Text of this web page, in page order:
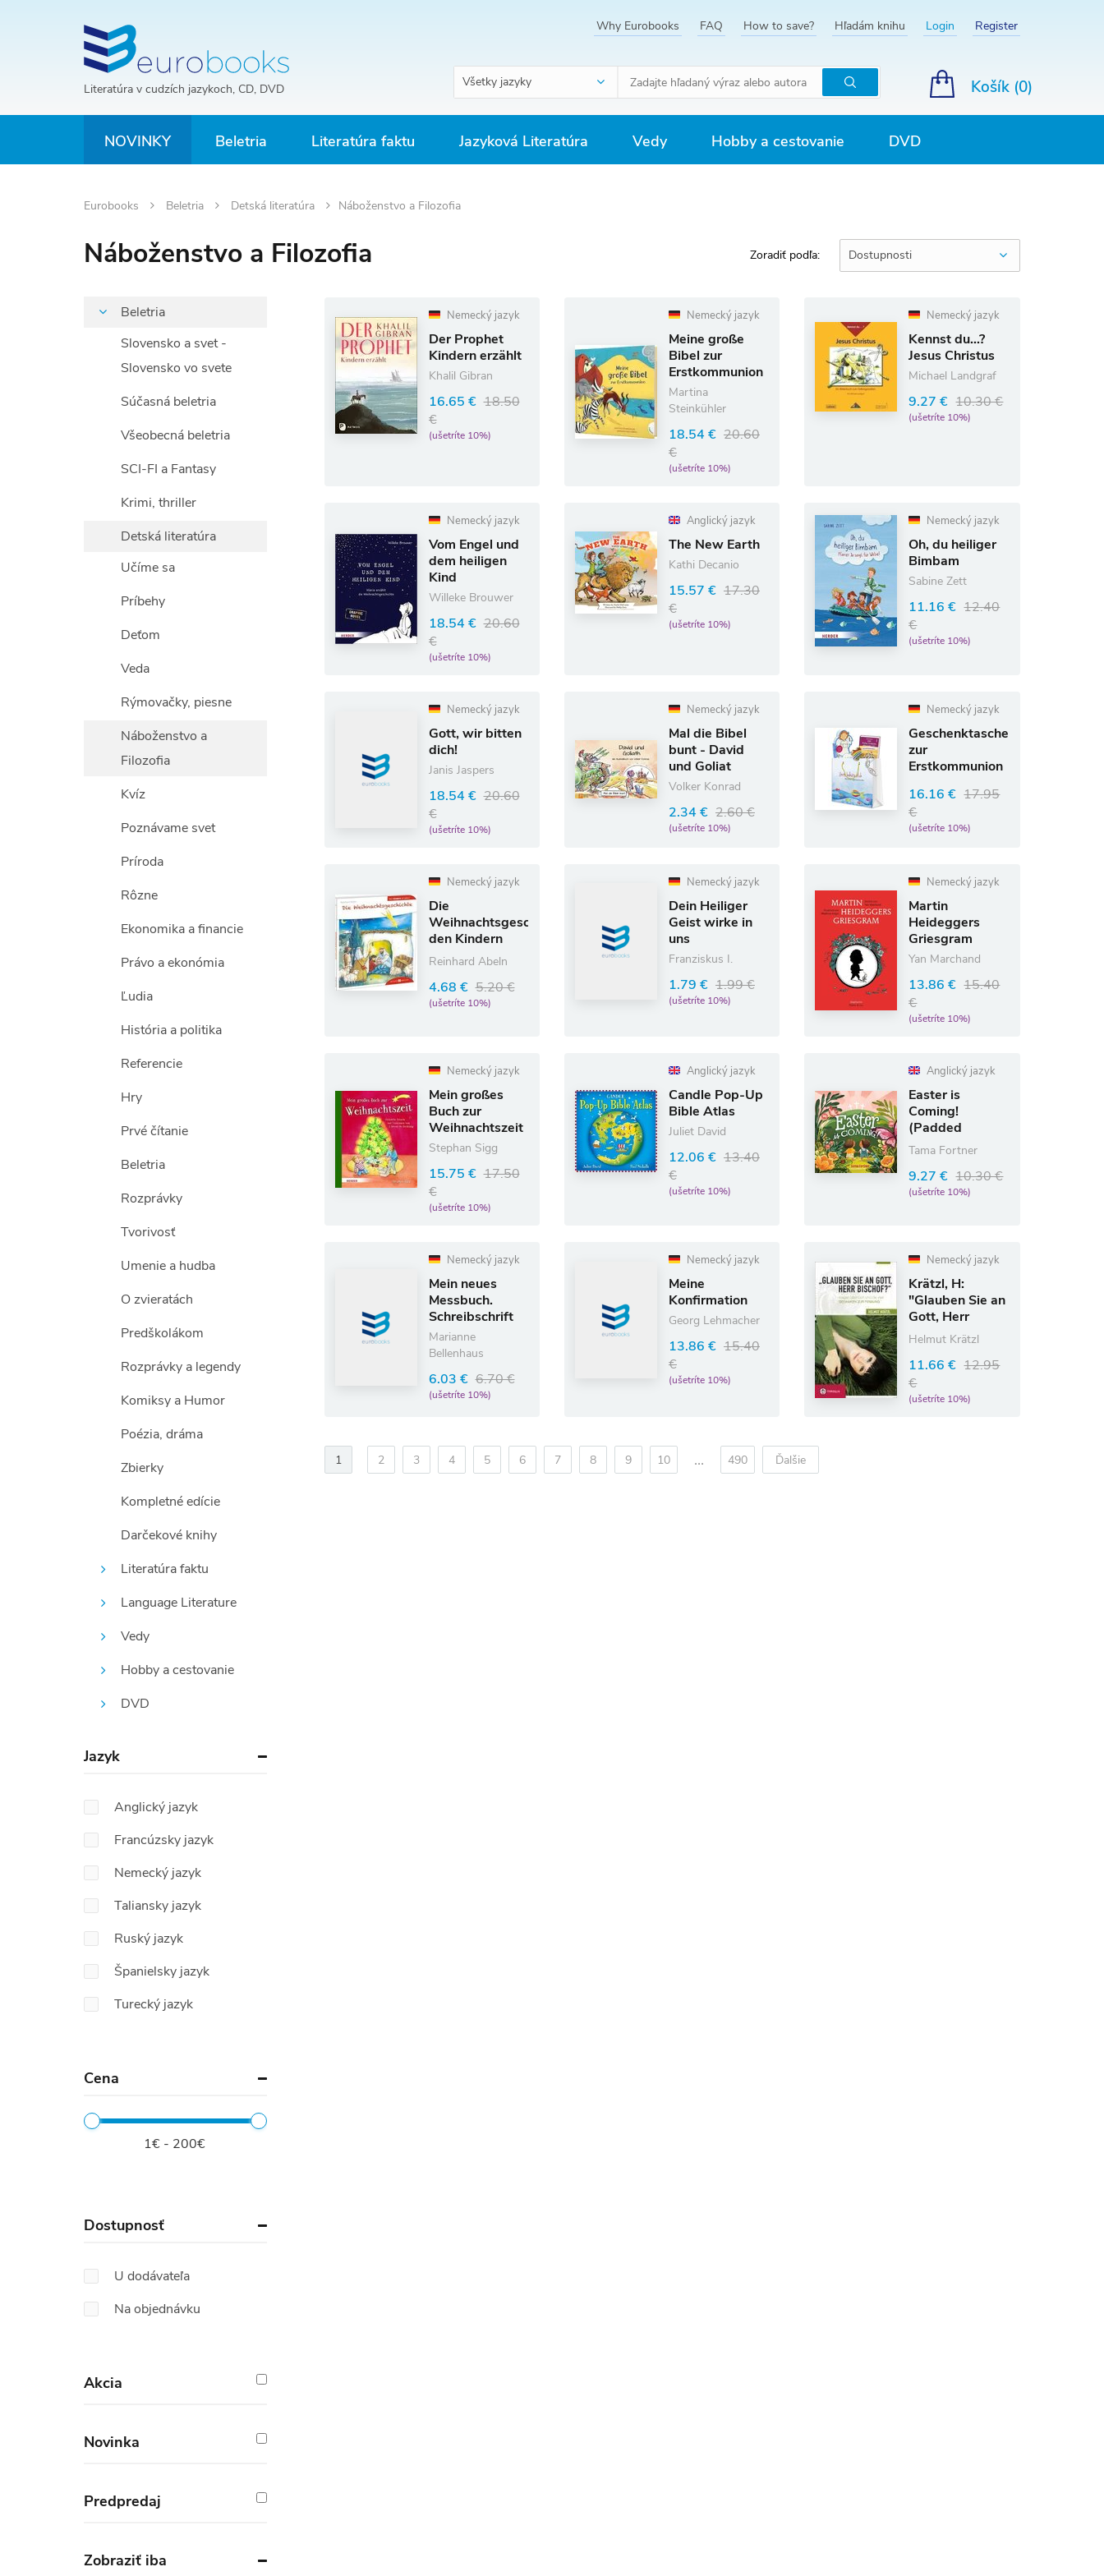
Literatúra v cudzích jazykoch, CD, DVD
Why Eurobooks FAQ How to save? Hľadám knihu Login Register
Všetky jazyky
Hľadať
Košík (0)
NOVINKY Beletria Literatúra faktu Jazyková Literatúra Vedy Hobby a cestovanie DVD
Eurobooks Beletria Detská literatúra Náboženstvo a Filozofia
Náboženstvo a Filozofia Zoradiť podľa: Dostupnosti
Beletria
Slovensko a svet -
Slovensko vo svete
Súčasná beletria
Všeobecná beletria
SCI-FI a Fantasy
Krimi, thriller
Detská literatúra
Učíme sa
Príbehy
Deťom
Veda
Rýmovačky, piesne
Náboženstvo a
Filozofia
Kvíz
Poznávame svet
Príroda
Rôzne
Ekonomika a financie
Právo a ekonómia
Ľudia
História a politika
Referencie
Hry
Prvé čítanie
Beletria
Rozprávky
Tvorivosť
Umenie a hudba
O zvieratách
Predškolákom
Rozprávky a legendy
Komiksy a Humor
Poézia, dráma
Zbierky
Kompletné edície
Darčekové knihy
Literatúra faktu
Language Literature
Vedy
Hobby a cestovanie
DVD
Jazyk
Anglický jazyk
Francúzsky jazyk
Nemecký jazyk
Taliansky jazyk
Ruský jazyk
Španielsky jazyk
Turecký jazyk
Cena
1€ - 200€
Dostupnosť
U dodávateľa
Na objednávku
Akcia
Novinka
Predpredaj
Zobraziť iba
Nemecký jazyk
Der Prophet
Kindern erzählt
Khalil Gibran
16.65 € 18.50
€
(ušetríte 10%)
Nemecký jazyk
Meine große
Bibel zur
Erstkommunion
Martina
Steinkühler
18.54 € 20.60
€
(ušetríte 10%)
Nemecký jazyk
Kennst du...?
Jesus Christus
Michael Landgraf
9.27 € 10.30 €
(ušetríte 10%)
Nemecký jazyk
Vom Engel und
dem heiligen
Kind
Willeke Brouwer
18.54 € 20.60
€
(ušetríte 10%)
Anglický jazyk
The New Earth
Kathi Decanio
15.57 € 17.30
€
(ušetríte 10%)
Nemecký jazyk
Oh, du heiliger
Bimbam
Sabine Zett
11.16 € 12.40
€
(ušetríte 10%)
Nemecký jazyk
Gott, wir bitten
dich!
Janis Jaspers
18.54 € 20.60
€
(ušetríte 10%)
Nemecký jazyk
Mal die Bibel
bunt - David
und Goliat
Volker Konrad
2.34 € 2.60 €
(ušetríte 10%)
Nemecký jazyk
Geschenktasche
zur
Erstkommunion
16.16 € 17.95
€
(ušetríte 10%)
Nemecký jazyk
Die
Weihnachtsgeschichte
den Kindern
erzählt
Reinhard Abeln
4.68 € 5.20 €
(ušetríte 10%)
Nemecký jazyk
Dein Heiliger
Geist wirke in
uns
Franziskus I.
1.79 € 1.99 €
(ušetríte 10%)
Nemecký jazyk
Martin
Heideggers
Griesgram
Yan Marchand
13.86 € 15.40
€
(ušetríte 10%)
Nemecký jazyk
Mein großes
Buch zur
Weihnachtszeit
Stephan Sigg
15.75 € 17.50
€
(ušetríte 10%)
Anglický jazyk
Candle Pop-Up
Bible Atlas
Juliet David
12.06 € 13.40
€
(ušetríte 10%)
Anglický jazyk
Easter is
Coming!
(Padded
Edition)
Tama Fortner
9.27 € 10.30 €
(ušetríte 10%)
Nemecký jazyk
Mein neues
Messbuch.
Schreibschrift
Marianne
Bellenhaus
6.03 € 6.70 €
(ušetríte 10%)
Nemecký jazyk
Meine
Konfirmation
Georg Lehmacher
13.86 € 15.40
€
(ušetríte 10%)
Nemecký jazyk
Krätzl, H:
"Glauben Sie an
Gott, Herr
Bischof?"
Helmut Krätzl
11.66 € 12.95
€
(ušetríte 10%)
1 2 3 4 5 6 7 8 9 10 ... 490 Ďalšie